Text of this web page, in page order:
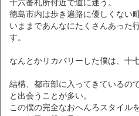
十六番札所付近で道に迷う。
徳島市内は歩き遍路に優しくない町
いままであんなにたくさんあった
す。
なんとかリカバリーした僕は、十
結構、都市部に入ってきているの
と出会うことが多い。
この僕の完全なおへんろスタイル